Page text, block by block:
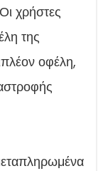
χρήστες
της
οφέλη,